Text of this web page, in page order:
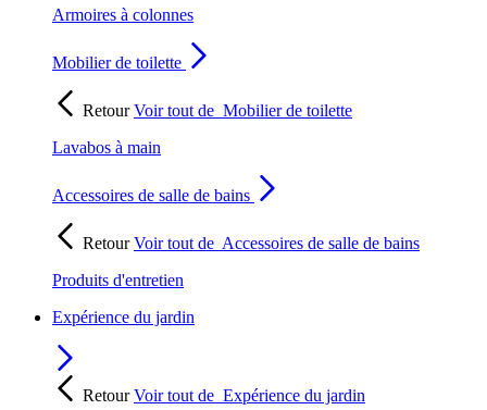
Armoires à colonnes
Mobilier de toilette
RetourVoir tout de Mobilier de toilette
Lavabos à main
Accessoires de salle de bains
RetourVoir tout de Accessoires de salle de bains
Produits d'entretien
Expérience du jardin
RetourVoir tout de Expérience du jardin